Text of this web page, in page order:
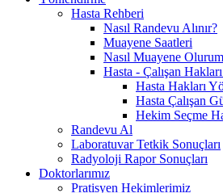
Hasta Rehberi
Nasıl Randevu Alınır?
Muayene Saatleri
Nasıl Muayene
Hasta - Çalışan
Hasta Hakları
Hasta Çalışan
Hekim Seçme
Randevu Al
Laboratuvar Tetkik Sonuçları
Radyoloji Rapor Sonuçları
Doktorlarımız
Pratisyen Hekimlerimiz